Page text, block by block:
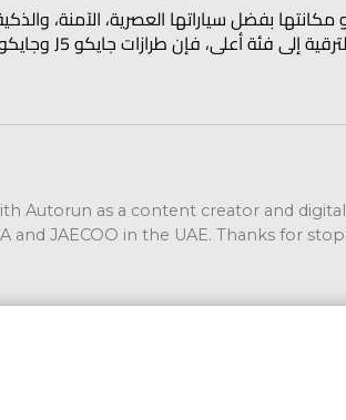
بفضل سياراتها العصرية، الآمنة،
Autorun as a content creator and
and JAECOO in the UAE. Thanks for